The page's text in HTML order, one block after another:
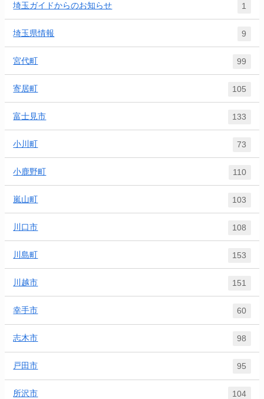
埼玉ガイドからのお知らせ 1
埼玉県情報 9
宮代町 99
寄居町 105
富士見市 133
小川町 73
小鹿野町 110
嵐山町 103
川口市 108
川島町 153
川越市 151
幸手市 60
志木市 98
戸田市 95
所沢市 104